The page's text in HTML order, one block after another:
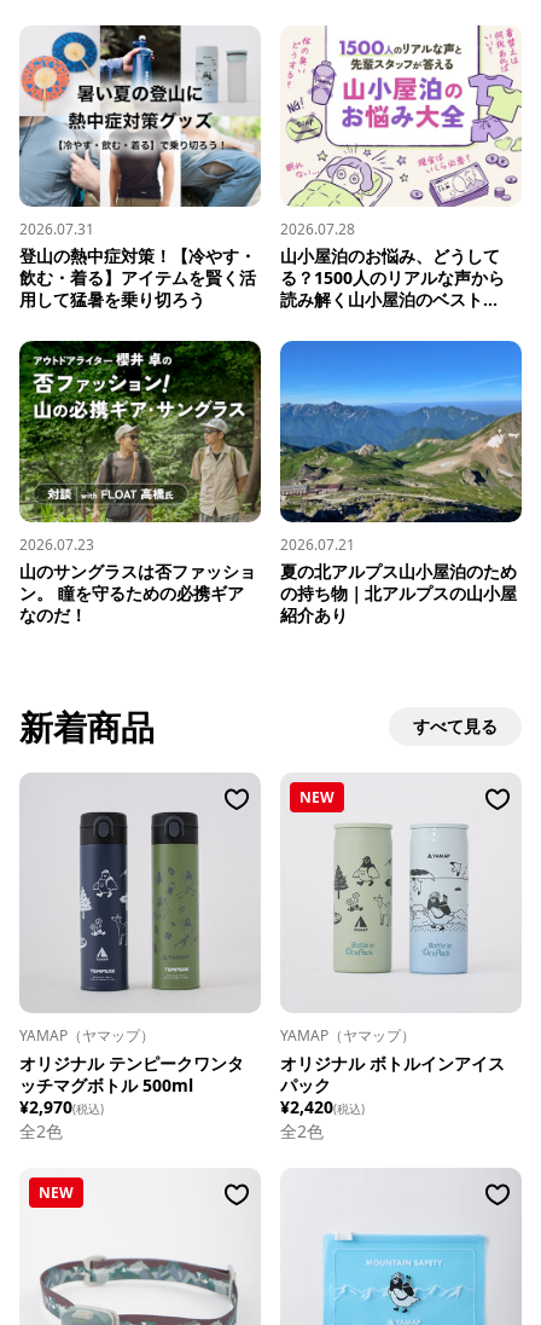
2026.07.31
登山の熱中症対策！【冷やす・
飲む・着る】アイテムを賢く活
用して猛暑を乗り切ろう
2026.07.28
山小屋泊のお悩み、どうして
る？1500人のリアルな声から
読み解く山小屋泊のベスト...
2026.07.23
山のサングラスは否ファッショ
ン。 瞳を守るための必携ギア
なのだ！
2026.07.21
夏の北アルプス山小屋泊のため
の持ち物｜北アルプスの山小屋
紹介あり
新着商品 すべて見る
YAMAP（ヤマップ）
オリジナル テンピークワンタ
ッチマグボトル 500ml
¥2,970(税込)
全2色
NEW
YAMAP（ヤマップ）
オリジナル ボトルインアイス
パック
¥2,420(税込)
全2色
NEW